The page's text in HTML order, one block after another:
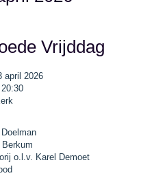
Vrijddag
april 2026
o.l.v. Karel Demoet